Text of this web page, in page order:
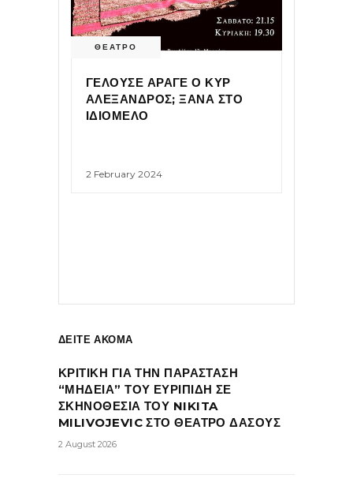
ΘΕΑΤΡΟ
ΓΕΛΟΥΣΕ ΑΡΑΓΕ Ο ΚΥΡ
ΑΛΕΞΑΝΔΡΟΣ; ΞΑΝΑ ΣΤΟ
ΙΔΙΟΜΕΛΟ
2 February 2024
ΔΕΙΤΕ ΑΚΟΜΑ
ΚΡΙΤΙΚΗ ΓΙΑ ΤΗΝ ΠΑΡΑΣΤΑΣΗ
“ΜΗΔΕΙΑ” ΤΟΥ ΕΥΡΙΠΙΔΗ ΣΕ
ΣΚΗΝΟΘΕΣΙΑ ΤΟΥ NIKITA
MILIVOJEVIC ΣΤΟ ΘΕΑΤΡΟ ΔΑΣΟΥΣ
2 August 2026